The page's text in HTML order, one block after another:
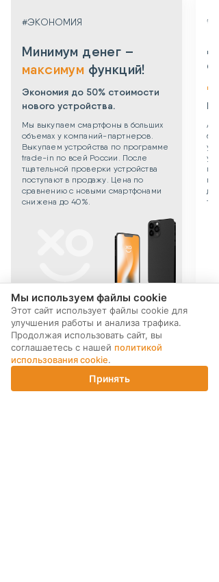
#ЭКОНОМИЯ
Минимум денег –
максимум функций!
Экономия до 50% стоимости
нового устройства.
Мы выкупаем смартфоны в больших
объемах у компаний-партнеров.
Выкупаем устройства по программе
trade-in по всей России. После
тщательной проверки устройства
поступают в продажу. Цена по
сравнению с новыми смартфонами
снижена до 40%.
Корзина
Мы используем файлы cookie
Этот сайт использует файлы cookie для
улучшения работы и анализа трафика.
Продолжая использовать сайт, вы
соглашаетесь с нашей политикой
использования cookie.
Принять